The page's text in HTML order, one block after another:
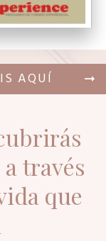
AQUÍ
través
que